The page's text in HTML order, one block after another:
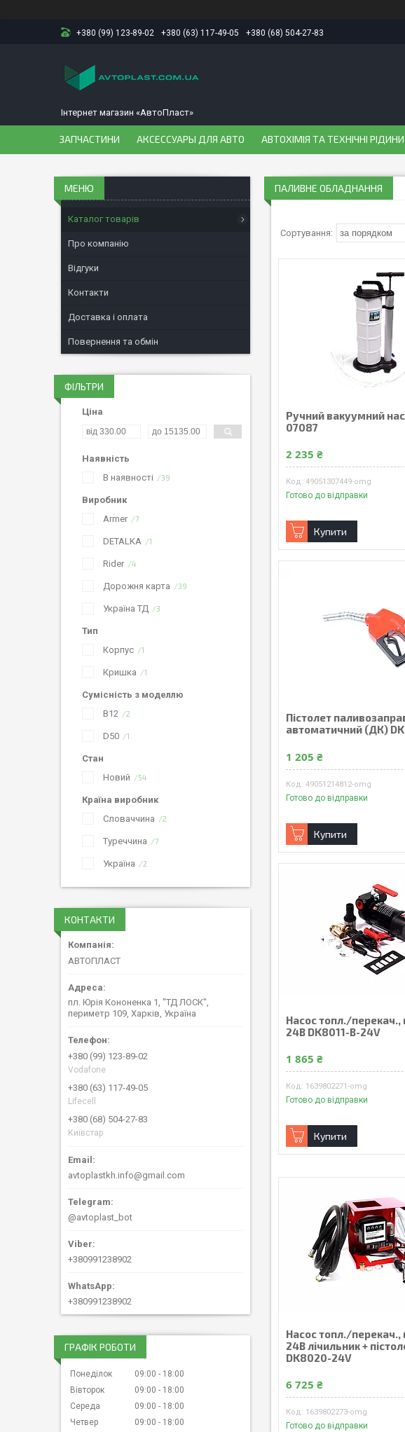
+380 (99) 123-89-02 +380 (63) 117-49-05 +380 (68) 504-27-83
Інтернет магазин «АвтоПласт»
ЗАПЧАСТИНИ АКСЕССУАРЫ ДЛЯ АВТО АВТОХІМІЯ ТА ТЕХНІЧНІ РІДИНИ
ПАЛИВНЕ ОБЛАДНАННЯ
Ручний вакуумний
07087
2 235 ₴
49051307449-omg
Готово до відправки
Купити
Пістолет
автоматичний (ДК)
1 205 ₴
49051214812-omg
Готово до відправки
Купити
Насос топл./перекач.,
24В DK8011-B-24V
1 865 ₴
1639802271-omg
Готово до відправки
Купити
Насос топл./
24В лічильник +
DK8020-24V
6 725 ₴
1639802273-omg
Готово до відправки
Каталог товарів
Про компанію
Відгуки
Контакти
Доставка і оплата
Повернення та обмін
ФІЛЬТРИ
Ціна
Наявність
В наявності
39
Виробник
Armer
7
DETALKA 1
Rider 4
Дорожня карта 39
Україна ТД 3
Тип
Корпус
1
Кришка 1
Сумісність з моделлю
B12
2
D50 1
Стан
Новий
54
Країна виробник
Словаччина
2
Туреччина 7
Україна 2
КОНТАКТИ
АВТОПЛАСТ
пл. Юрія Кононенка 1, "ТД ЛОСК",
периметр 109, Харків, Україна
+380 (99) 123-89-02
Vodafone
+380 (63) 117-49-05
Lifecell
+380 (68) 504-27-83
Київстар
avtoplastkh.info@gmail.com
@avtoplast_bot
+380991238902
+380991238902
ГРАФІК РОБОТИ
Понеділок 09:00
18:00
Вівторок
09:00
18:00
Середа
09:00
18:00
Четвер
09:00
18:00